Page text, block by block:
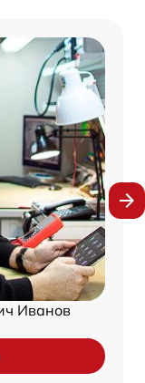
Иванов